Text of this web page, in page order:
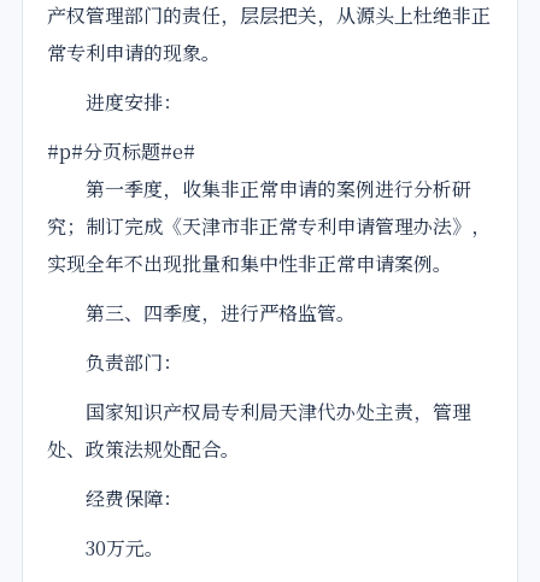
产权管理部门的责任，层层把关，从源头上杜绝非正
常专利申请的现象。
进度安排：
#p#分页标题#e#
第一季度，收集非正常申请的案例进行分析研
究；制订完成《天津市非正常专利申请管理办法》，
实现全年不出现批量和集中性非正常申请案例。
第三、四季度，进行严格监管。
负责部门：
国家知识产权局专利局天津代办处主责，管理
处、政策法规处配合。
经费保障：
30万元。